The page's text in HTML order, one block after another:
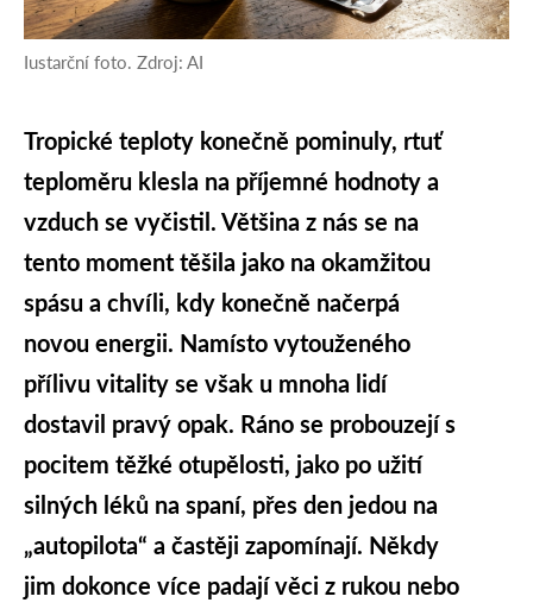
Iustarční foto. Zdroj: AI
Tropické teploty konečně pominuly, rtuť
teploměru klesla na příjemné hodnoty a
vzduch se vyčistil. Většina z nás se na
tento moment těšila jako na okamžitou
spásu a chvíli, kdy konečně načerpá
novou energii. Namísto vytouženého
přílivu vitality se však u mnoha lidí
dostavil pravý opak. Ráno se probouzejí s
pocitem těžké otupělosti, jako po užití
silných léků na spaní, přes den jedou na
„autopilota“ a častěji zapomínají. Někdy
jim dokonce více padají věci z rukou nebo